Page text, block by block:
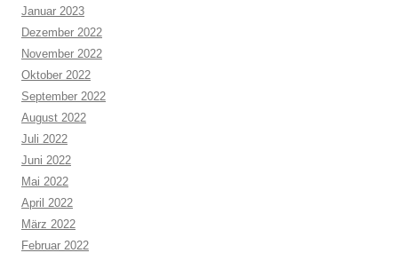
Januar 2023
Dezember 2022
November 2022
Oktober 2022
September 2022
August 2022
Juli 2022
Juni 2022
Mai 2022
April 2022
März 2022
Februar 2022